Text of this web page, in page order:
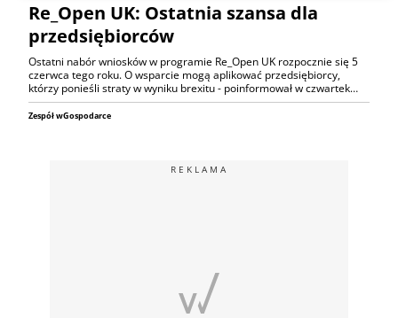
Re_Open UK: Ostatnia szansa dla
przedsiębiorców
Ostatni nabór wniosków w programie Re_Open UK rozpocznie się 5
czerwca tego roku. O wsparcie mogą aplikować przedsiębiorcy,
którzy ponieśli straty w wyniku brexitu - poinformował w czwartek…
Zespół wGospodarce
REKLAMA